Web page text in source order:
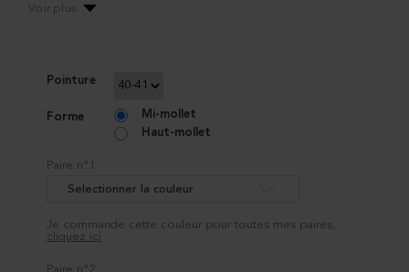
Voir plus
Pointure
Forme
Mi-mollet
Haut-mollet
Paire n°1
Selectionner la couleur
Je commande cette couleur pour toutes mes paires,
cliquez ici